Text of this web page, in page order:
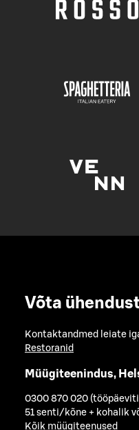
Võta
Kontaktandmed leiate
Restoranid
Müügiteenindus,
0300 870 020
51 senti/kõne + kohalik
Kõik müügiteenused